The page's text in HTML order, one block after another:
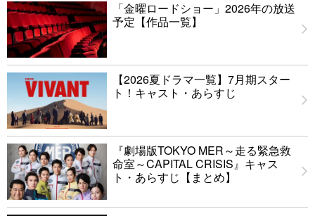
「金曜ロードショー」2026年の放送
予定【作品一覧】
【2026夏ドラマ一覧】7月期スター
ト！キャスト・あらすじ
『劇場版TOKYO MER～走る緊急救
命室～CAPITAL CRISIS』キャス
ト・あらすじ【まとめ】